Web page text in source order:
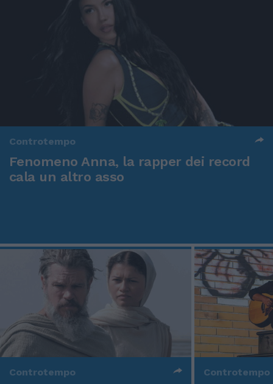
Controtempo
Fenomeno Anna, la rapper dei record
cala un altro asso
Controtempo Controtempo